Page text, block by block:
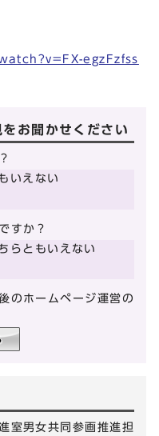
egzFzfss
お聞かせください
いえない
すか？
らともいえない
のホームページ運営の
室男女共同参画推進担